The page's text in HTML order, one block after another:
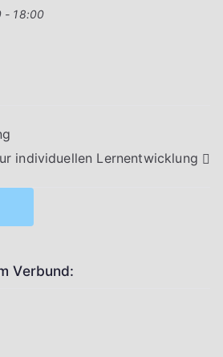
- 18:00
individuellen Lernentwicklung
Verbund: